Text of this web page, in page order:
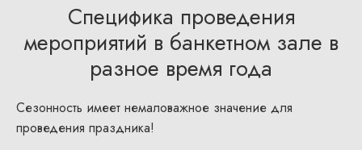
Специфика проведения
мероприятий в банкетном зале в
разное время года
Сезонность имеет немаловажное значение для
проведения праздника!